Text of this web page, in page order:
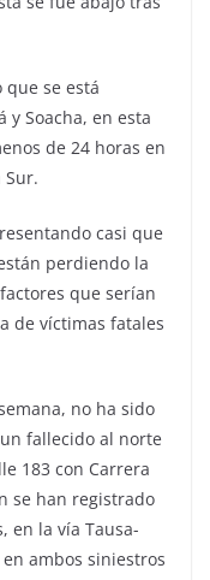
se está
y Soacha, en esta
de 24 horas en
casi que
perdiendo la
que serían
de víctimas fatales
no ha sido
fallecido al norte
183 con Carrera
se han registrado
en la vía Tausa-
ambos siniestros